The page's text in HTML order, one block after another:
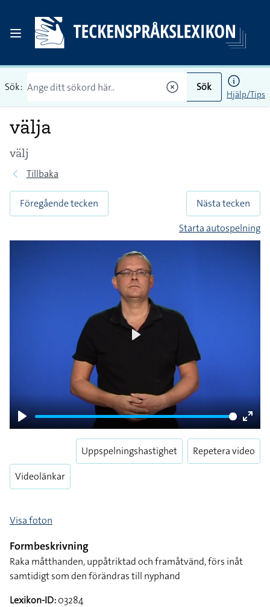
Sök: Sök
Hjälp/Tips
välja
välj
Tillbaka
Föregående tecken
Nästa tecken
Starta autospelning
Play
Enter
Videolänkar
Uppspelningshastighet Repetera video
Visa foton
Formbeskrivning
Raka måtthanden, uppåtriktad och framåtvänd, förs inåt
samtidigt som den förändras till nyphand
Lexikon-ID:03284